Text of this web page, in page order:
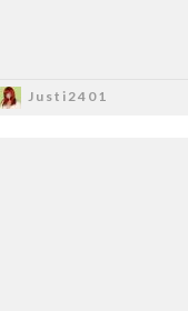
Justi2401